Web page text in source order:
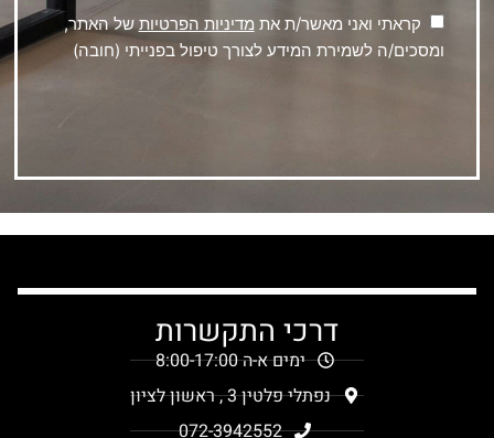
קראתי ואני מאשר/ת את מדיניות הפרטיות של האתר,
ומסכים/ה לשמירת המידע לצורך טיפול בפנייתי (חובה)
דרכי התקשרות
ימים א-ה 8:00-17:00
נפתלי פלטין 3 , ראשון לציון
072-3942552